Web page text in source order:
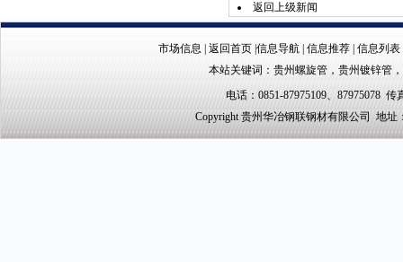
返回上级新闻
市场信息 返回首页| 信息导航| 信息推荐| 信息列表
本站关键词： 贵州螺旋管 ， 贵州镀锌管 ，
电话：0851-87975109、87975078
Copyright 贵州华冶钢联钢材有限公司 地